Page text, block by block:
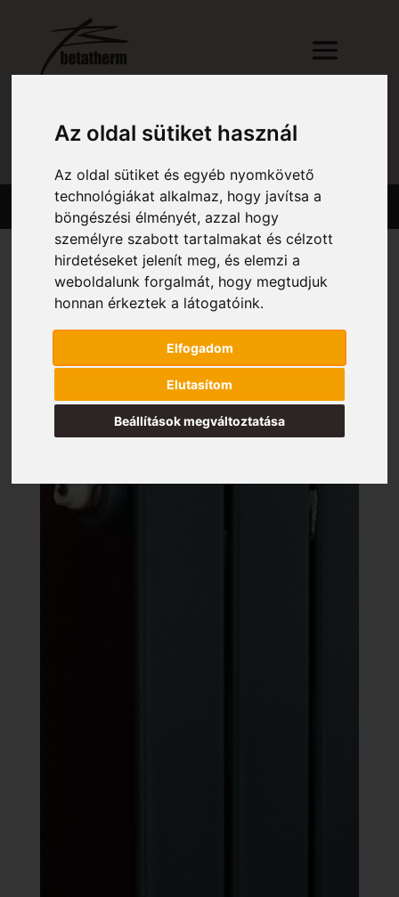
Az oldal sütiket használ
Az oldal sütiket és egyéb nyomkövető
technológiákat alkalmaz, hogy javítsa a
böngészési élményét, azzal hogy
személyre szabott tartalmakat és célzott
hirdetéseket jelenít meg, és elemzi a
weboldalunk forgalmát, hogy megtudjuk
honnan érkeztek a látogatóink.
Elfogadom
Elutasítom
Beállítások megváltoztatása
RÉSZLETES KERESŐ
Kezdőlap/ Magasság (mm) termék / 1 054
1 054
Összesen 1 találat